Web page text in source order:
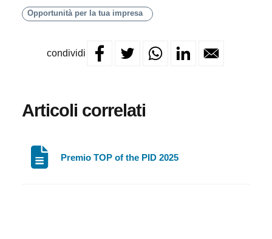
Opportunità per la tua impresa
condividi
Articoli correlati
Premio TOP of the PID 2025